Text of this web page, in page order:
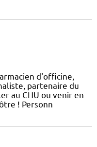
d'officine,
partenaire du
au CHU ou venir en
! Personn